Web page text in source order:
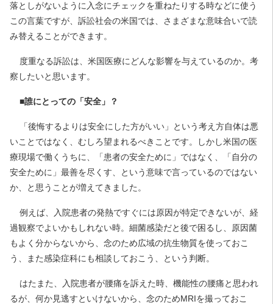
落としがないように入念にチェックを重ねたりする時などに使う
この言葉ですが、訴訟社会の米国では、さまざまな意味合いで読
み替えることができます。
度重なる訴訟は、米国医療にどんな影響を与えているのか。考
察したいと思います。
■誰にとっての「安全」？
「後悔するよりは安全にした方がいい」という考え方自体は悪
いことではなく、むしろ望まれるべきことです。しかし米国の医
療現場で働くうちに、「患者の安全ために」ではなく、「自分の
安全ために」最善を尽くす、という意味で言っているのではない
か、と思うことが増えてきました。
例えば、入院患者の発熱ですぐには原因が特定できないが、経
過観察でよいかもしれない時。細菌感染だと後で困るし、原因菌
もよく分からないから、念のため広域の抗生物質を使っておこ
う、また感染症科にも相談しておこう、という判断。
はたまた、入院患者が腰痛を訴えた時、機能性の腰痛と思われ
るが、何か見逃すといけないから、念のためMRIを撮っておこ